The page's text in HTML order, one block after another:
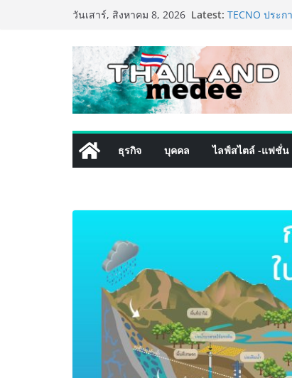
วันเสาร์, สิงหาคม 8, 2026 Latest: TECNO ประ
PIPPER
เลี้ยง ชูนวัตกร
ปลอดภัย ไร้สา
เริ่มแล้ว! อ.ต.
ใจกลางมหาน
ไทย วันนี้ – 8
ททท. ประกาศ
พันธมิตร ขับเ
คุณค่าการท่อง
เสริมแกร่งยุท
ธุรกิจ บุคคล ไลฟ์สไตล์ -แฟชั่น